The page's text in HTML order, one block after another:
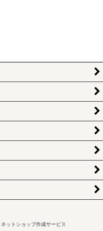
ネットショップ作成サービス